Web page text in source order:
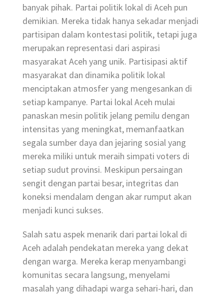
banyak pihak. Partai politik lokal di Aceh pun
demikian. Mereka tidak hanya sekadar menjadi
partisipan dalam kontestasi politik, tetapi juga
merupakan representasi dari aspirasi
masyarakat Aceh yang unik. Partisipasi aktif
masyarakat dan dinamika politik lokal
menciptakan atmosfer yang mengesankan di
setiap kampanye. Partai lokal Aceh mulai
panaskan mesin politik jelang pemilu dengan
intensitas yang meningkat, memanfaatkan
segala sumber daya dan jejaring sosial yang
mereka miliki untuk meraih simpati voters di
setiap sudut provinsi. Meskipun persaingan
sengit dengan partai besar, integritas dan
koneksi mendalam dengan akar rumput akan
menjadi kunci sukses.
Salah satu aspek menarik dari partai lokal di
Aceh adalah pendekatan mereka yang dekat
dengan warga. Mereka kerap menyambangi
komunitas secara langsung, menyelami
masalah yang dihadapi warga sehari-hari, dan